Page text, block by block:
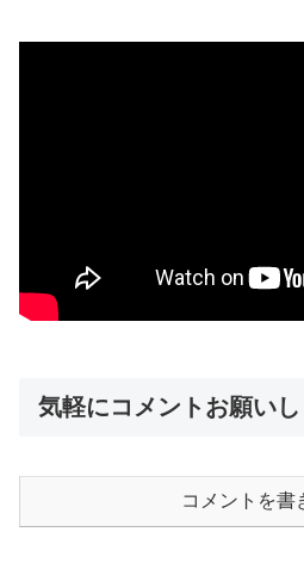
気軽にコメントお願いし
コメントを書